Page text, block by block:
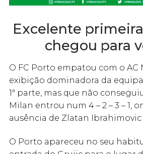
Excelente
chegou para
O FC Porto empatou com o AC
exibição dominadora da
1ª parte, mas que não
Milan entrou num 4 – 2 – 3 – 1,
ausência de Zlatan Ibrahimovic
O Porto apareceu no seu